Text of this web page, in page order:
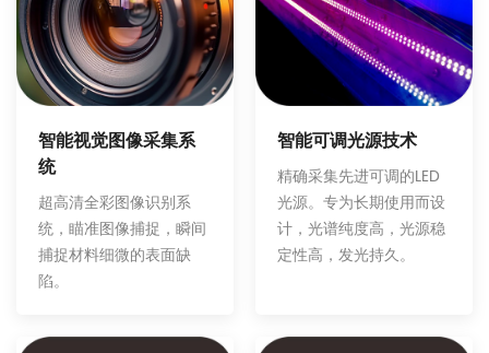
智能视觉图像采集系
统
超高清全彩图像识别系
统，瞄准图像捕捉，瞬间
捕捉材料细微的表面缺
陷。
智能可调光源技术
精确采集先进可调的LED
光源。专为长期使用而设
计，光谱纯度高，光源稳
定性高，发光持久。